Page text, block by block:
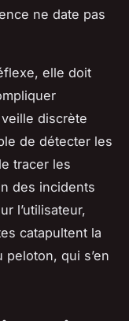
ne date pas
elle doit
discrète
de détecter les
tracer les
des incidents
l’utilisateur,
catapultent la
qui s’en